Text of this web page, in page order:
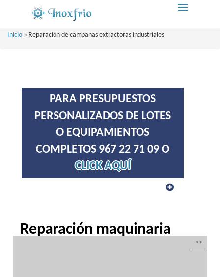
Inicio » Reparación de campanas extractoras industriales
PARA PRESUPUESTOS
PERSONALIZADOS DE LOTES
O EQUIPAMIENTOS
COMPLETOS 967 22 71 09 O
CLICK AQUÍ
Reparación maquinaria